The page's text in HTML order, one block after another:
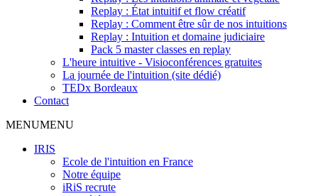
Replay : État intuitif et flow créatif
Replay : Comment être sûr de nos intuitions
Replay : Intuition et domaine judiciaire
Pack 5 master classes en replay
L'heure intuitive - Visioconférences gratuites
La journée de l'intuition (site dédié)
TEDx Bordeaux
Contact
MENUMENU
IRIS
Ecole de l'intuition en France
Notre équipe
iRiS recrute